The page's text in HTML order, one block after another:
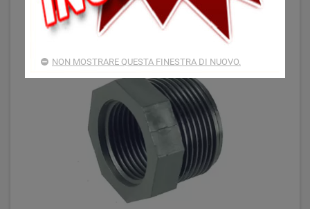
NON MOSTRARE QUESTA FINESTRA DI NUOVO.